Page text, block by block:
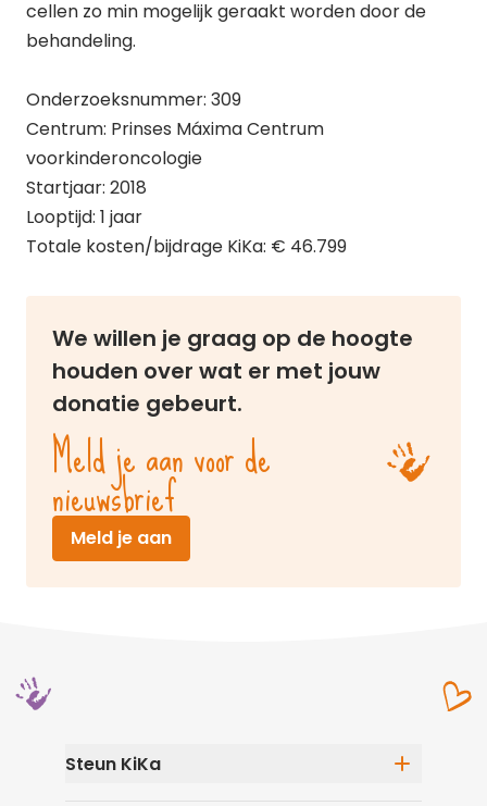
cellen zo min mogelijk geraakt worden door de
behandeling.
Onderzoeksnummer: 309
Centrum: Prinses Máxima Centrum
voorkinderoncologie
Startjaar: 2018
Looptijd: 1 jaar
Totale kosten/bijdrage KiKa: € 46.799
We willen je graag op de hoogte
houden over wat er met jouw
donatie gebeurt.
Meld je aan voor de
nieuwsbrief
Meld je aan(opent in nieuw venster)
Steun KiKa